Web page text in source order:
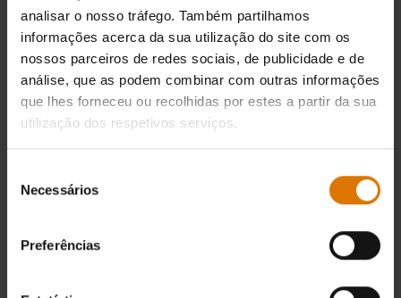
analisar o nosso tráfego. Também partilhamos
informações acerca da sua utilização do site com os
nossos parceiros de redes sociais, de publicidade e de
análise, que as podem combinar com outras informações
que lhes forneceu ou recolhidas por estes a partir da sua
utilização dos respetivos serviços.
Necessários
Preferências